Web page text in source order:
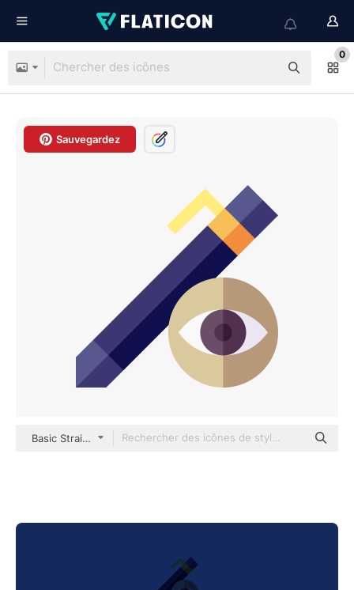
0
Sauvegardez
Basic Straight Flat